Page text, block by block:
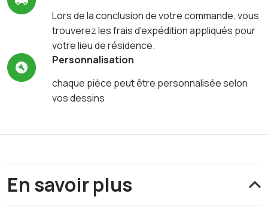
Lors de la conclusion de votre commande, vous
trouverez les frais d'expédition appliqués pour
votre lieu de résidence.
Personnalisation
chaque pièce peut être personnalisée selon
vos dessins
En savoir plus